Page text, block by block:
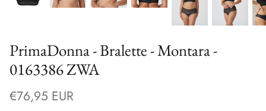
PrimaDonna - Bralette - Montara -
0163386 ZWA
€76,95 EUR